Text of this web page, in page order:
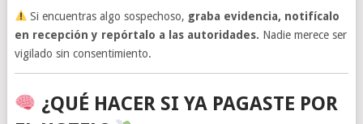
Si encuentras algo sospechoso, graba evidencia, notifícalo
en recepción y repórtalo a las autoridades. Nadie merece ser
vigilado sin consentimiento.
¿QUÉ HACER SI YA PAGASTE POR